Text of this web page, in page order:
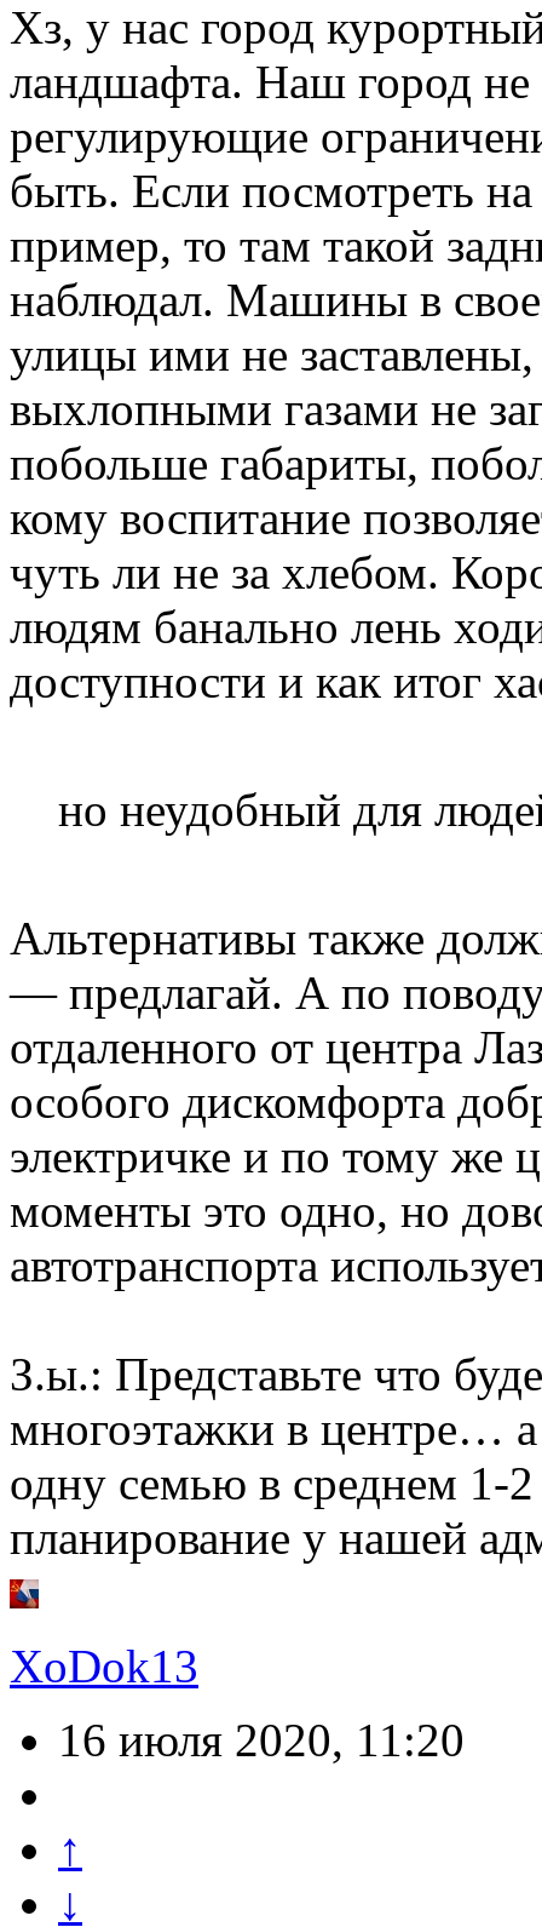
Хз, у нас город
ландшафта. Наш город не
регулирующие
быть. Если посмотреть
пример, то там такой
наблюдал. Машины в
улицы ими не
выхлопными газами не
побольше габариты,
кому воспитание
чуть ли не за хлебом.
людям банально лень
доступности и как итог
но неудобный для
Альтернативы также
— предлагай. А по
отдаленного от центра
особого дискомфорта
электричке и по тому же
моменты это одно, но
автотранспорта
З.ы.: Представьте что
многоэтажки в центре… а
одну семью в среднем 1-
планирование у нашей
XoDok13
16 июля 2020, 11:20
↑
↓